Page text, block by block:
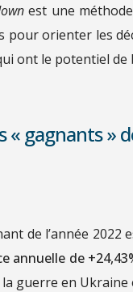
est une
pour orienter les
ont le potentiel de
« gagnants »
de l’année 2022
annuelle de
guerre en